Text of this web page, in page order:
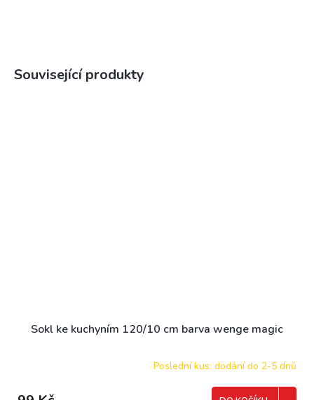
Související produkty
Sokl ke kuchyním 120/10 cm barva wenge magic
Poslední kus: dodání do 2-5 dnů